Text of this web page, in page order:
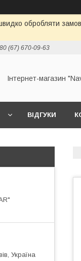
обробляти
(67) 670-09-63
Інтернет-магазин
ВІДГУКИ
Україна